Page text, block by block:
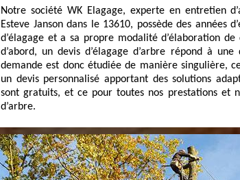
Notre société WK Elagage, experte en entretien
Esteve Janson dans le 13610, possède des années
d’élagage et a sa propre modalité d’élaboration de
d’abord, un devis d’élagage d’arbre répond à une
demande est donc étudiée de manière singulière,
un devis personnalisé apportant des solutions
sont gratuits, et ce pour toutes nos prestations et
d’arbre.